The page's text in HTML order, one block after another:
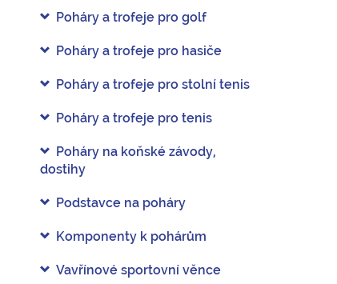
Poháry a trofeje pro golf
Poháry a trofeje pro hasiče
Poháry a trofeje pro stolní tenis
Poháry a trofeje pro tenis
Poháry na koňské závody,
dostihy
Podstavce na poháry
Komponenty k pohárům
Vavřínové sportovní věnce